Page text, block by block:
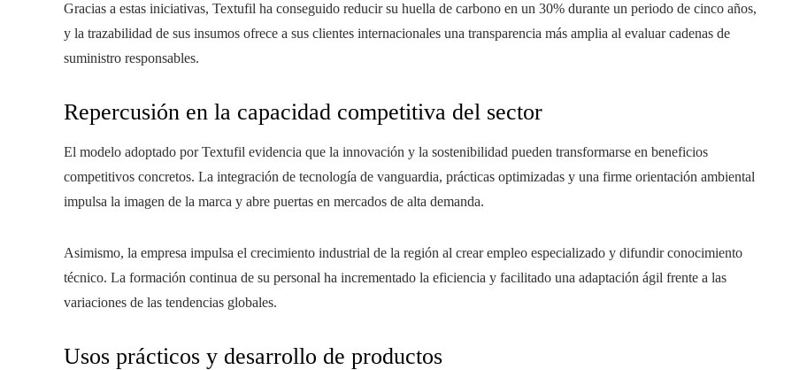
Gracias a estas iniciativas, Textufil ha conseguido reducir su huella de carbono en un 30% durante un periodo de cinco años,
y la trazabilidad de sus insumos ofrece a sus clientes internacionales una transparencia más amplia al evaluar cadenas de
suministro responsables.
Repercusión en la capacidad competitiva del sector
El modelo adoptado por Textufil evidencia que la innovación y la sostenibilidad pueden transformarse en beneficios
competitivos concretos. La integración de tecnología de vanguardia, prácticas optimizadas y una firme orientación ambiental
impulsa la imagen de la marca y abre puertas en mercados de alta demanda.
Asimismo, la empresa impulsa el crecimiento industrial de la región al crear empleo especializado y difundir conocimiento
técnico. La formación continua de su personal ha incrementado la eficiencia y facilitado una adaptación ágil frente a las
variaciones de las tendencias globales.
Usos prácticos y desarrollo de productos